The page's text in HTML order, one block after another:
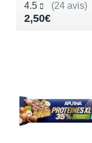
4.5
(24 avis)
Noté 4.5 sur 5
2,50€
Vendu 2,50€